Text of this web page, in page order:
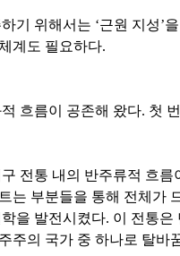
기 위해서는 ‘근원 지성’
계도 필요하다.
흐름이 공존해 왔다. 첫
전통 내의 반주류적 흐
는 부분들을 통해 전체가
을 발전시켰다. 이 전통
주의 국가 중 하나로 탈